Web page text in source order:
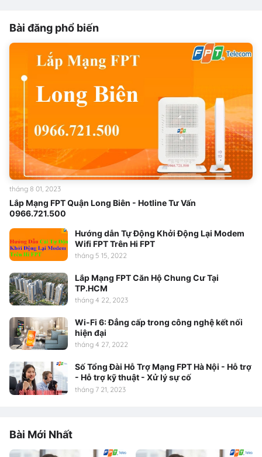
Bài đăng phổ biến
Lắp Mạng FPT Quận Long Biên - Hotline Tư Vấn
0966.721.500
tháng 8 01, 2023
Hướng dẫn Tự Động Khởi Động Lại Modem
Wifi FPT Trên Hi FPT
tháng 5 15, 2022
Lắp Mạng FPT Căn Hộ Chung Cư Tại
TP.HCM
tháng 4 22, 2023
Wi-Fi 6: Đẳng cấp trong công nghệ kết nối
hiện đại
tháng 4 27, 2022
Số Tổng Đài Hỗ Trợ Mạng FPT Hà Nội - Hỗ trợ
- Hỗ trợ kỹ thuật - Xử lý sự cố
tháng 7 21, 2023
Bài Mới Nhất